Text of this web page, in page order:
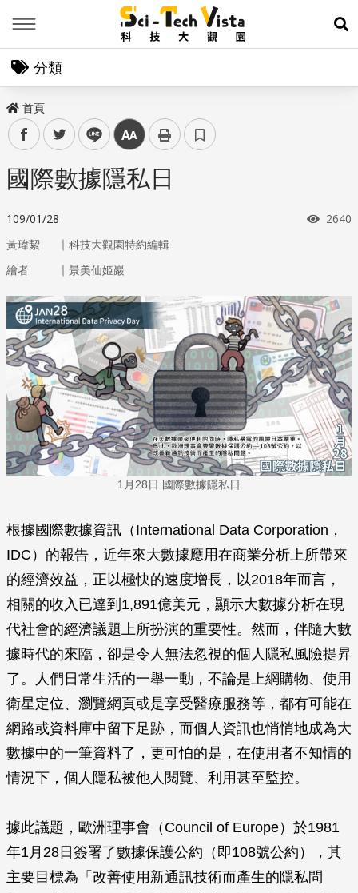
展
分類
首頁
facebooktwitter line 中
國際數據隱私日
109/01/28 瀏覽
2640
黃瑋絜 ｜ 科技大觀園特約編輯
繪者
｜ 景美仙姬巖
1月28日 國際數據隱私日
根據國際數據資訊（International Data Corporation，
IDC）的報告，近年來大數據應用在商業分析上所帶來
的經濟效益，正以極快的速度增長，以2018年而言，
相關的收入已達到1,891億美元，顯示大數據分析在現
代社會的經濟議題上所扮演的重要性。然而，伴隨大數
據時代的來臨，卻是令人無法忽視的個人隱私風險提昇
了。人們日常生活的一舉一動，不論是上網購物、使用
衛星定位、瀏覽網頁或是享受醫療服務等，都有可能在
網路或資料庫中留下足跡，而個人資訊也悄悄地成為大
數據中的一筆資料了，更可怕的是，在使用者不知情的
情況下，個人隱私被他人閱覽、利用甚至監控。
據此議題，歐洲理事會（Council of Europe）於1981
年1月28日簽署了數據保護公約（即108號公約），其
主要目標為「改善使用新通訊技術而產生的隱私問